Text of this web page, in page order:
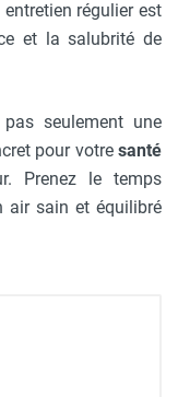
régulier est
et la salubrité de
seulement une
pour votre santé
Prenez le temps
air sain et équilibré